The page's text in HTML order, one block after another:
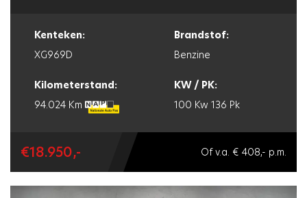
Kenteken:
Brandstof:
XG969D
Benzine
Kilometerstand:
KW / PK:
94.024 Km
100 Kw 136 Pk
€18.950,- Of v.a. € 408,- p.m.